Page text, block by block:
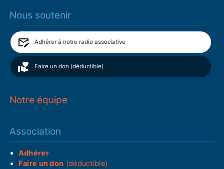
Nous soutenir
Adhérer à notre radio associative
Faire un don (déductible)
Notre équipe
Association
Adhérer
Faire un don (déductible)